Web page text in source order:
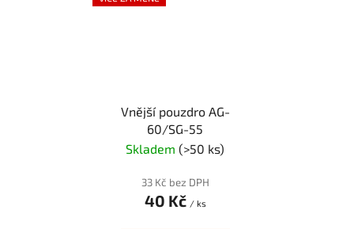
Vnější pouzdro AG-
60/SG-55
Skladem (>50 ks)
33 Kč bez DPH
40 Kč / ks